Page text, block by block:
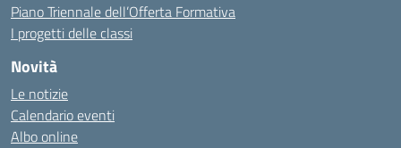
Piano Triennale dell’Offerta Formativa
I progetti delle classi
Novità
Le notizie
Calendario eventi
Albo online